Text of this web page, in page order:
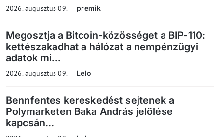
2026. augusztus 09. premik
Megosztja a Bitcoin-közösséget a BIP-110:
kettészakadhat a hálózat a nempénzügyi
adatok mi...
2026. augusztus 09. Lelo
Bennfentes kereskedést sejtenek a
Polymarketen Baka András jelölése
kapcsán...